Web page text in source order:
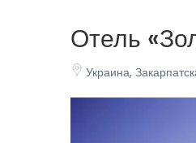
Отель
Украина,